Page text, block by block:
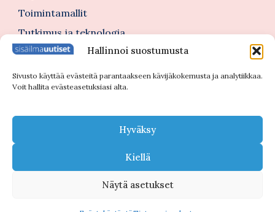
Hallinnoi suostumusta
Sivusto käyttää evästeitä parantaakseen kävijäkokemusta ja analytiikkaa.
Voit hallita evästeasetuksiasi alta.
Hyväksy
Kiellä
Näytä asetukset
Toimintamallit
Tutkimus ja teknologia
Tutustu myös
© 2026 Sisäilmauutiset |Tietosuojaseloste